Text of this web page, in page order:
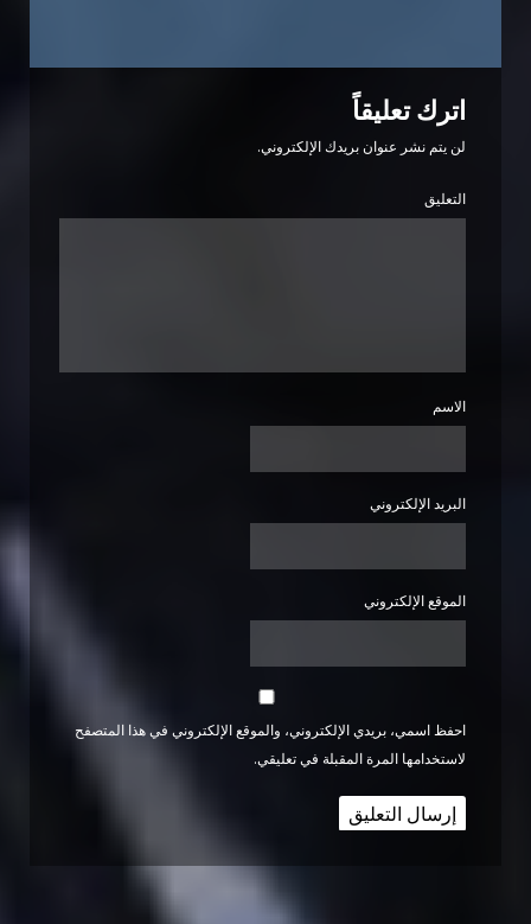
اترك تعليقاً
لن يتم نشر عنوان بريدك الإلكتروني.
التعليق
الاسم
البريد الإلكتروني
الموقع الإلكتروني
احفظ اسمي، بريدي الإلكتروني، والموقع الإلكتروني في هذا المتصفح
لاستخدامها المرة المقبلة في تعليقي.